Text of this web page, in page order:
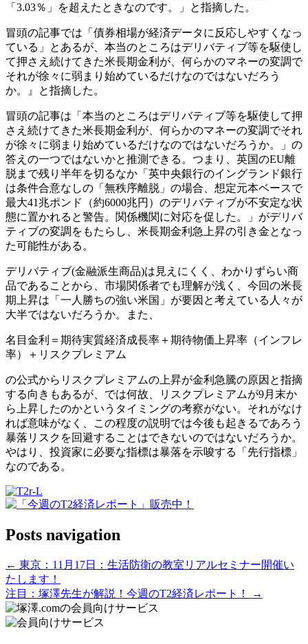
「3.03％」を超えたときなのです。」と指摘した。
冒頭の記事では「債券相場が経済データに反応しやすくなっ
ている」とあるが、本当のところはデリバティブ等を駆使し
て押さえ続けてきた米長期金利が、何らかのマネーの変調で
それが徐々に弱まり始めているだけなのではないだろう
か。』と指摘した。
冒頭の記事は「本当のところはデリバティブ等を駆使して押
さえ続けてきた米長期金利が、何らかのマネーの変調でそれ
が徐々に弱まり始めているだけなのではないだろうか。」の
答えの一つではないかと推測できる。つまり、英国のEU離
脱まで残り半年を切るなか「英中央銀行のイングランド銀行
は条件合意なしの「無秩序離脱」の場合、想定元本ベースで
最大41兆ポンド（約6000兆円）のデリバティブが不安定な状
態に置かれると警告。関係機関に対応を促した。」がデリバ
ティブの変調をもたらし、米長期金利急上昇の引き金となっ
た可能性がある。
デリバティブ(金融派生商品)は見えにくく、わかりずらい商
品であることから、市場関係者でも理解が浅く、今回の米長
期上昇は「一人勝ちの強い米国」が要因と考えている人々が
大半ではないだろうか。また、
名目金利＝期待実質経済成長率＋期待物価上昇率（インフレ
率）＋リスクプレミアム
の公式からリスクプレミアムの上昇が金利急騰の原因と指摘
する向きもあるが、では何故、リスクプレミアムが9月末か
ら上昇したのかというタイミングの考察がない。それがなけ
れば意味がなく、この程度の説明では今後も起きるであろう
暴落リスクを回避することはできないのではないだろうか。
やはり、投資家に必要な指標は暴落を示唆する「先行指標」
なのである。
Posts navigation
← 東京：11月17日：生活防衛の教室リアルセミナー開催い
たします！
注目：塚澤先生が解説！今週のT2経済レポート！ →